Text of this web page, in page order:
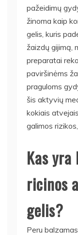
pažeidimų
žinoma kaip
gelis, kuris
žaizdų gijimą,
preparatai
paviršinėms
praguloms
šis aktyvių
kokiais
galimos
Kas yra
ricinos
gelis?
Peru